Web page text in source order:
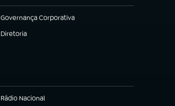
Governança Corporativa
(abre em nova aba)
Diretoria
(abre em nova aba)
Rádio Nacional
(abre em nova aba)